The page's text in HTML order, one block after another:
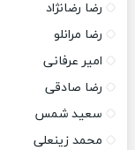
رضا رضانژاد
رضا مرانلو
امیر عرفانی
رضا صادقی
سعید شمس
محمد زینعلی